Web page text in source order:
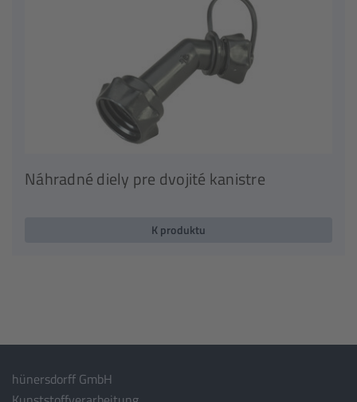
Náhradné diely pre dvojité kanistre
K produktu
hünersdorff GmbH